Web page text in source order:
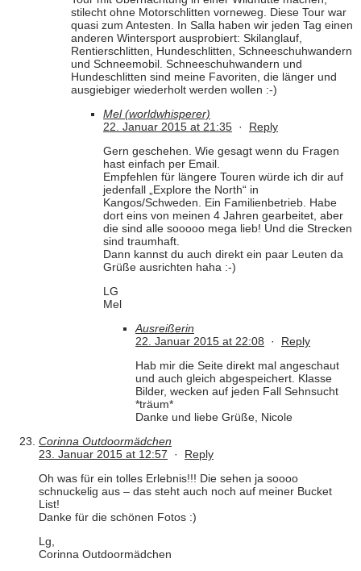
stilecht ohne Motorschlitten vorneweg. Diese Tour war
quasi zum Antesten. In Salla haben wir jeden Tag einen
anderen Wintersport ausprobiert: Skilanglauf,
Rentierschlitten, Hundeschlitten, Schneeschuhwandern
und Schneemobil. Schneeschuhwandern und
Hundeschlitten sind meine Favoriten, die länger und
ausgiebiger wiederholt werden wollen :-)
Mel (worldwhisperer)
22. Januar 2015 at 21:35 · Reply
Gern geschehen. Wie gesagt wenn du Fragen
hast einfach per Email.
Empfehlen für längere Touren würde ich dir auf
jedenfall „Explore the North“ in
Kangos/Schweden. Ein Familienbetrieb. Habe
dort eins von meinen 4 Jahren gearbeitet, aber
die sind alle sooooo mega lieb! Und die Strecken
sind traumhaft.
Dann kannst du auch direkt ein paar Leuten da
Grüße ausrichten haha :-)
LG
Mel
Ausreißerin
22. Januar 2015 at 22:08 · Reply
Hab mir die Seite direkt mal angeschaut
und auch gleich abgespeichert. Klasse
Bilder, wecken auf jeden Fall Sehnsucht
*träum*
Danke und liebe Grüße, Nicole
Corinna Outdoormädchen
23. Januar 2015 at 12:57 · Reply
Oh was für ein tolles Erlebnis!!! Die sehen ja soooo
schnuckelig aus – das steht auch noch auf meiner Bucket
List!
Danke für die schönen Fotos :)
Lg,
Corinna Outdoormädchen